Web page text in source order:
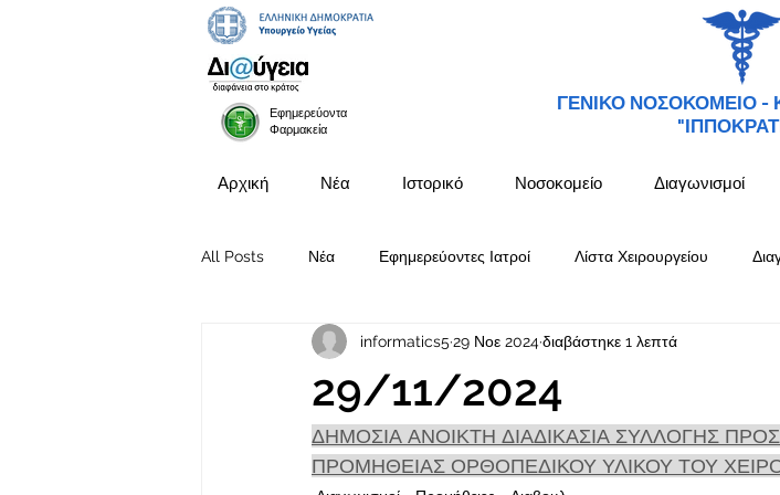
Εφημερεύοντα
Φαρμακεία
ΓΕΝΙΚΟ ΝΟΣΟΚΟΜΕΙΟ -
Αρχική Νέα Ιστορικό Νοσοκομείο Διαγωνισμοί
All Posts Νέα Εφημερεύοντες Ιατροί Λίστα Χειρουργείου
Προκηρύξεις Θέσεων
29/11/2024
informatics5 29 Νοε 2024διαβάστηκε 1 λεπτά
ΔΗΜΟΣΙΑ ΑΝΟΙΚΤΗ ΔΙΑΔΙΚΑΣΙΑ ΣΥΛΛΟΓΗΣ
ΠΡΟΜΗΘΕΙΑΣ ΟΡΘΟΠΕΔΙΚΟΥ ΥΛΙΚΟΥ ΤΟΥ